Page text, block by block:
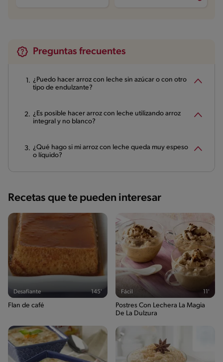
Preguntas frecuentes
¿Puedo hacer arroz con leche sin azúcar o con otro
tipo de endulzante?
¿Es posible hacer arroz con leche utilizando arroz
integral y no blanco?
¿Qué hago si mi arroz con leche queda muy espeso
o líquido?
Recetas que te pueden interesar
Desafiante 145'
Flan de café
Fácil 11'
Postres Con Lechera La Magia
De La Dulzura